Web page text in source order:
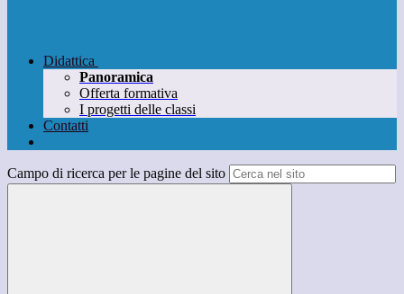
Didattica
Panoramica
Offerta formativa
I progetti delle classi
Contatti
Campo di ricerca per le pagine del sito